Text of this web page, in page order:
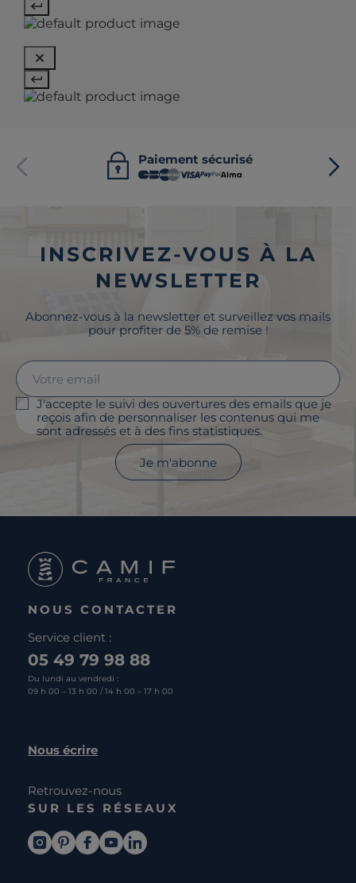
Paiement sécurisé
INSCRIVEZ-VOUS À LA
NEWSLETTER
Abonnez-vous à la newsletter et surveillez vos mails
pour profiter de 5% de remise !
J'accepte le suivi des ouvertures des emails que je
reçois afin de personnaliser les contenus qui me
sont adressés et à des fins statistiques.
Je m'abonne
NOUS CONTACTER
Service client :
05 49 79 98 88
Du lundi au vendredi :
09 h 00 – 13 h 00 / 14 h 00 – 17 h 00
Nous écrire
Retrouvez-nous
SUR LES RÉSEAUX